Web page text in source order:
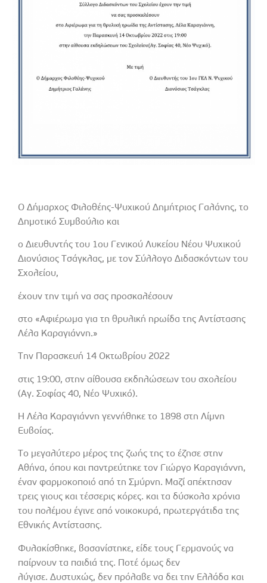
Ο Δήμαρχος Φιλοθέης-Ψυχικού Δημήτριος Γαλάνης, το
Δημοτικό Συμβούλιο και
ο Διευθυντής του 1ου Γενικού Λυκείου Νέου Ψυχικού
Διονύσιος Τσάγκλας, με τον Σύλλογο Διδασκόντων του
Σχολείου,
έχουν την τιμή να σας προσκαλέσουν
στο «Αφιέρωμα για τη θρυλική ηρωίδα της Αντίστασης
Λέλα Καραγιάννη.»
Την Παρασκευή 14 Οκτωβρίου 2022
στις 19:00, στην αίθουσα εκδηλώσεων του σχολείου
(Αγ. Σοφίας 40, Νέο Ψυχικό).
Η Λέλα Καραγιάννη γεννήθηκε το 1898 στη Λίμνη
Ευβοίας.
Το μεγαλύτερο μέρος της ζωής της το έζησε στην
Αθήνα, όπου και παντρεύτηκε τον Γιώργο Καραγιάννη,
έναν φαρμοκοποιό από τη Σμύρνη. Μαζί απέκτησαν
τρεις γιους και τέσσερις κόρες. και τα δύσκολα χρόνια
του πολέμου έγινε από νοικοκυρά, πρωτεργάτιδα της
Εθνικής Αντίστασης.
Φυλακίσθηκε, βασανίστηκε, είδε τους Γερμανούς να
παίρνουν τα παιδιά της. Ποτέ όμως δεν
λύγισε. Δυστυχώς, δεν πρόλαβε να δει την Ελλάδα και